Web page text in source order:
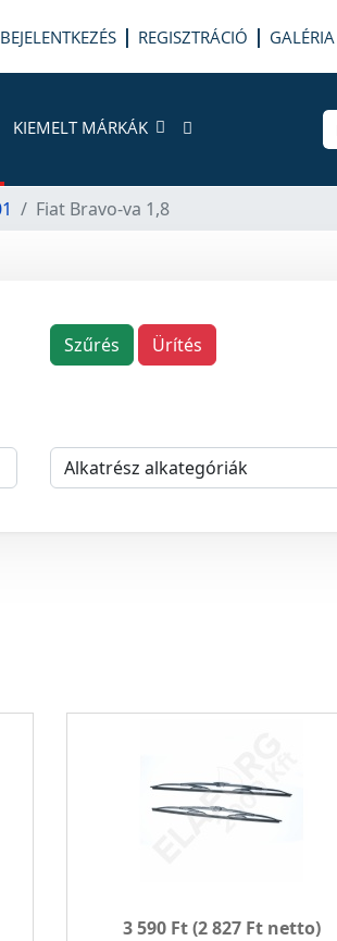
BEJELENTKEZÉS REGISZTRÁCIÓ GALÉRIA
KIEMELT MÁRKÁK
Fiat Bravo-va 1,8
Szűrés Ürítés
3 590 Ft(2 827 Ft netto)